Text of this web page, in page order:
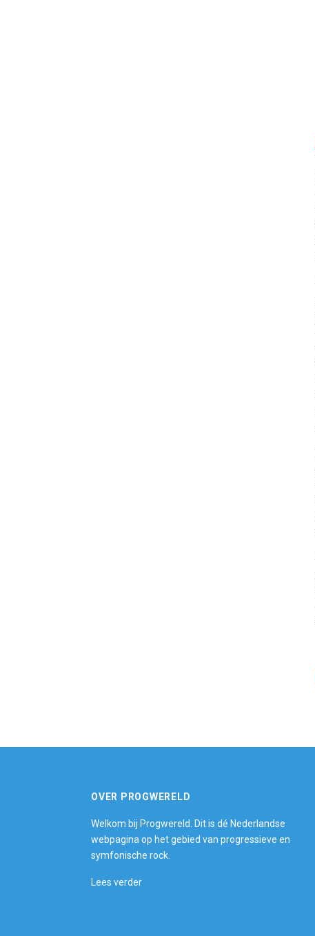
OVER PROGWERELD
Welkom bij Progwereld. Dit is dé Nederlandse
webpagina op het gebied van progressieve en
symfonische rock.
Lees verder